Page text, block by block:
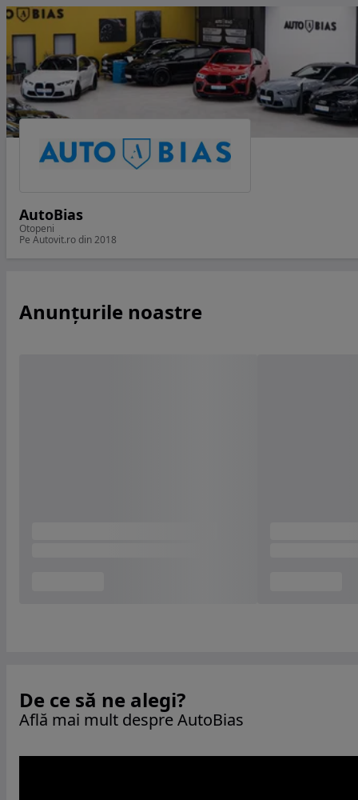
AutoBias
Otopeni
Pe Autovit.ro din 2018
Anunțurile noastre
De ce să ne alegi?
Află mai mult despre AutoBias